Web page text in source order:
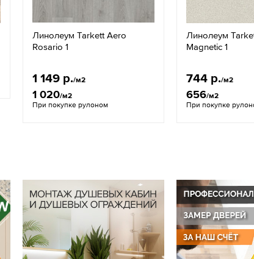
Линолеум Tarkett Aero
Rosario 1
1 149 р./м2
1 020/м2
При покупке рулоном
Линолеум
Magnetic 1
744 р./м2
656/м2
При покупке